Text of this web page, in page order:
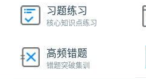
习题练习
核心知识点练习
高频错题
错题突破集训